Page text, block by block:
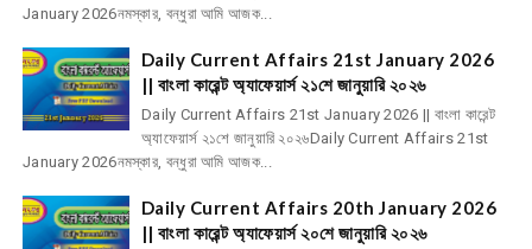
January 2026নমস্কার, বন্ধুরা আমি আজক...
Daily Current Affairs 21st January 2026
|| বাংলা কারেন্ট অ্যাফেয়ার্স ২১শে জানুয়ারি ২০২৬
Daily Current Affairs 21st January 2026 || বাংলা কারেন্ট
অ্যাফেয়ার্স ২১শে জানুয়ারি ২০২৬Daily Current Affairs 21st
January 2026নমস্কার, বন্ধুরা আমি আজক...
Daily Current Affairs 20th January 2026
|| বাংলা কারেন্ট অ্যাফেয়ার্স ২০শে জানুয়ারি ২০২৬